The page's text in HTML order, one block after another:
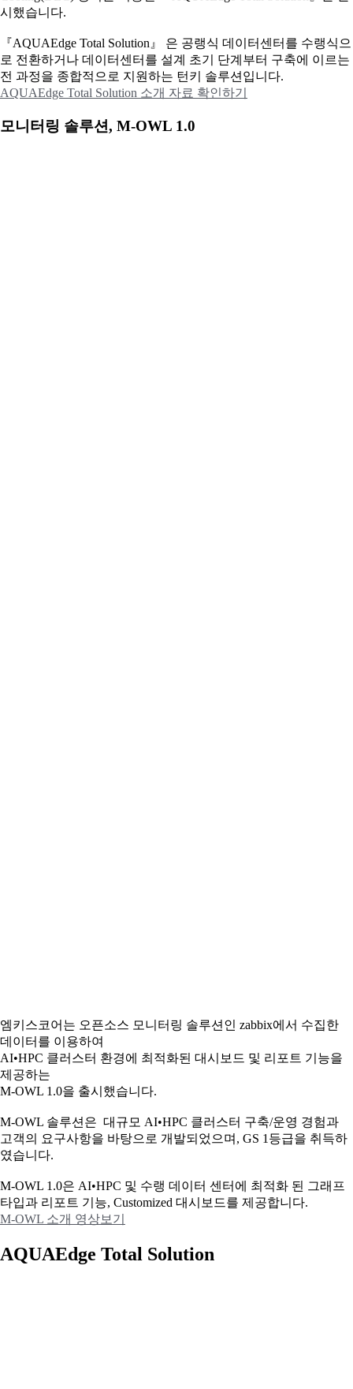
시했습니다.
『AQUAEdge Total Solution』 은 공랭식 데이터센터를 수랭식으
로 전환하거나 데이터센터를 설계 초기 단계부터 구축에 이르는
전 과정을 종합적으로 지원하는 턴키 솔루션입니다.
AQUAEdge Total Solution 소개 자료 확인하기
모니터링 솔루션, M-OWL 1.0
엠키스코어는 오픈소스 모니터링 솔루션인 zabbix에서 수집한
데이터를 이용하여
AI•HPC 클러스터 환경에 최적화된 대시보드 및 리포트 기능을
제공하는
M-OWL 1.0을 출시했습니다.
M-OWL 솔루션은 대규모 AI•HPC 클러스터 구축/운영 경험과
고객의 요구사항을 바탕으로 개발되었으며, GS 1등급을 취득하
였습니다.
M-OWL 1.0은 AI•HPC 및 수랭 데이터 센터에 최적화 된 그래프
타입과 리포트 기능, Customized 대시보드를 제공합니다.
M-OWL 소개 영상보기
AQUAEdge Total Solution